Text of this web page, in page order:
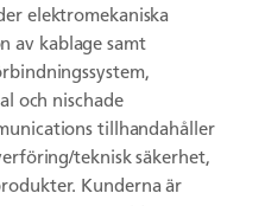
elektromekaniska
av kablage samt
och nischade
tillhandahåller
teknisk säkerhet,
Kunderna är